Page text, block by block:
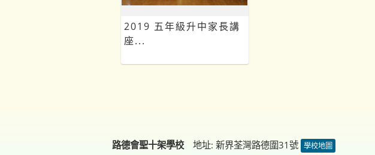
2019 五年級升中家長講
座...
路德會聖十架學校 地址: 新界荃灣路德圍31號 學校地圖